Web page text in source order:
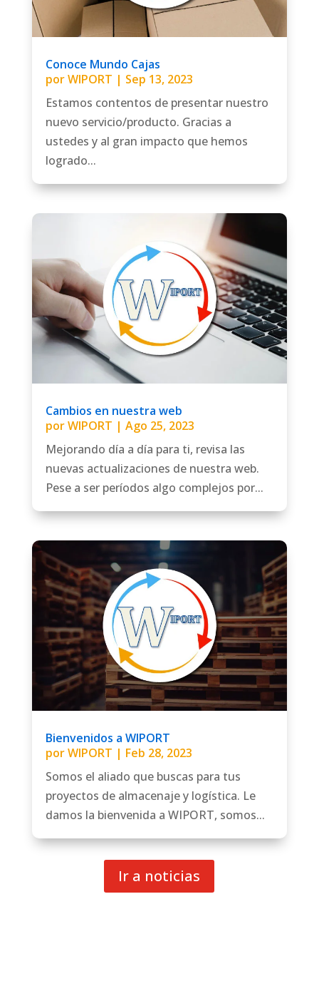
Conoce Mundo Cajas
porWIPORT | Sep 13, 2023
Estamos contentos de presentar nuestro
nuevo servicio/producto. Gracias a
ustedes y al gran impacto que hemos
logrado...
Cambios en nuestra web
porWIPORT | Ago 25, 2023
Mejorando día a día para ti, revisa las
nuevas actualizaciones de nuestra web.
Pese a ser períodos algo complejos por...
Bienvenidos a WIPORT
porWIPORT | Feb 28, 2023
Somos el aliado que buscas para tus
proyectos de almacenaje y logística. Le
damos la bienvenida a WIPORT, somos...
Ir a noticias